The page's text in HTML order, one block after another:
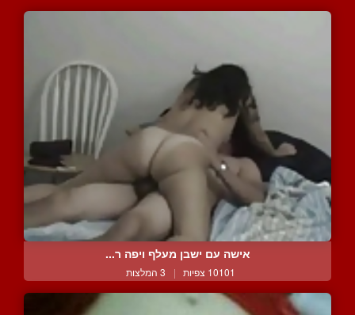
אישה עם ישבן מעלף ויפה ר...
10101 צפיות | 3 המלצות